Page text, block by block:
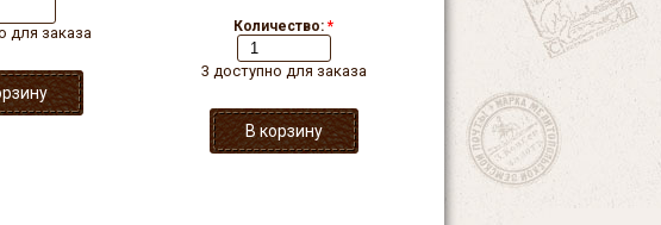
для заказа Количество: *
3 доступно для заказа